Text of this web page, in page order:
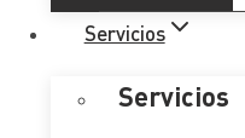
Servicios
Servicios
Obligaciones
contribuyentes
importantes